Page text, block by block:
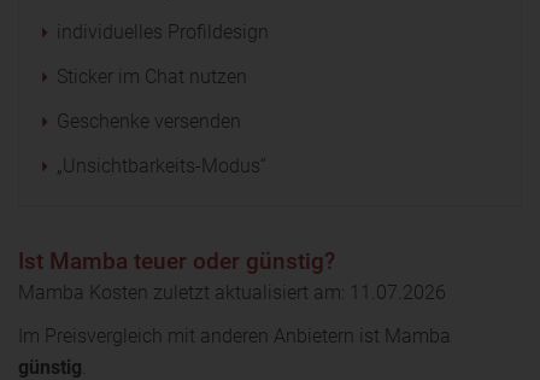
individuelles Profildesign
Sticker im Chat nutzen
Geschenke versenden
„Unsichtbarkeits-Modus“
Ist Mamba teuer oder günstig?
Mamba Kosten zuletzt aktualisiert am: 11.07.2026
Im Preisvergleich mit anderen Anbietern ist Mamba
günstig